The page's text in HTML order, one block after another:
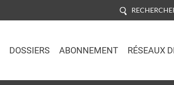
DOSSIERS ABONNEMENT RÉSEAUX